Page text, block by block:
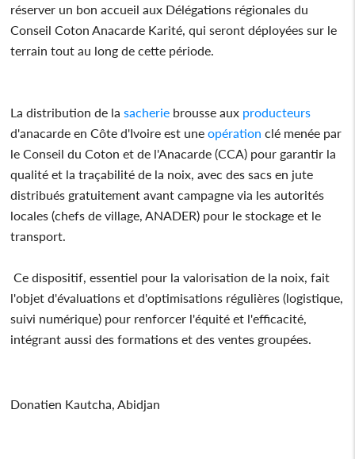
réserver un bon accueil aux Délégations régionales du
Conseil Coton Anacarde Karité, qui seront déployées sur le
terrain tout au long de cette période.
La distribution de lasacherie brousse aux producteurs
d'anacarde en Côte d'Ivoire est uneopération clé menée par
le Conseil du Coton et de l'Anacarde (CCA) pour garantir la
qualité et la traçabilité de la noix, avec des sacs en jute
distribués gratuitement avant campagne via les autorités
locales (chefs de village, ANADER) pour le stockage et le
transport.
Ce dispositif, essentiel pour la valorisation de la noix, fait
l'objet d'évaluations et d'optimisations régulières (logistique,
suivi numérique) pour renforcer l'équité et l'efficacité,
intégrant aussi des formations et des ventes groupées.
Donatien Kautcha, Abidjan